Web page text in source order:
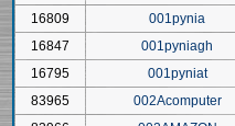
16809
001pynia
16847
001pyniagh
16795
001pyniat
83965
002Acomputer